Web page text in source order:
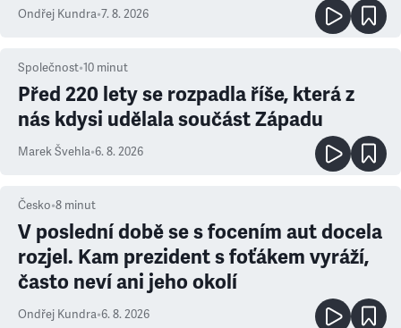
Ondřej Kundra•7. 8. 2026
Společnost•10 minut
Před 220 lety se rozpadla říše, která z
nás kdysi udělala součást Západu
Marek Švehla•6. 8. 2026
Česko•8 minut
V poslední době se s focením aut docela
rozjel. Kam prezident s foťákem vyráží,
často neví ani jeho okolí
Ondřej Kundra•6. 8. 2026